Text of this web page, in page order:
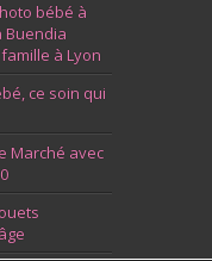
bébé à
Buendia
à Lyon
ce soin qui
Marché avec